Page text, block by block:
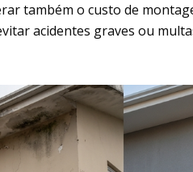
também o custo de
acidentes graves ou